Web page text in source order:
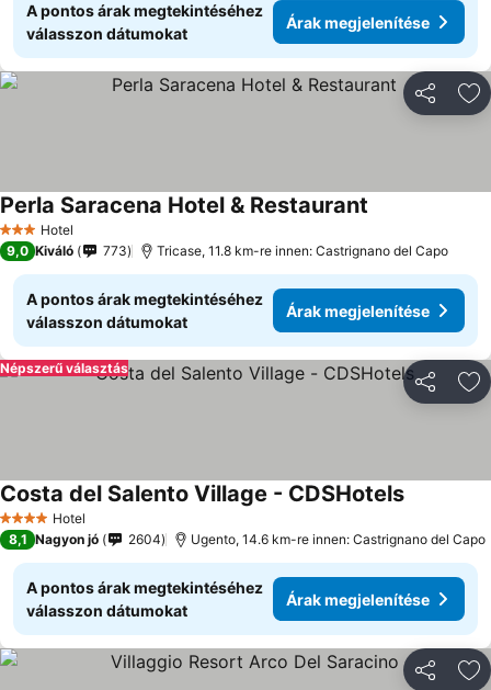
A pontos árak megtekintéséhez
válasszon dátumokat
Árak megjelenítése
3 Kategória
Hotel
Perla Saracena Hotel & Restaurant
9,0 Kiváló 773 Tricase, 11.8 km-re innen: Castrignano del Capo
A pontos árak megtekintéséhez
válasszon dátumokat
Árak megjelenítése
Népszerű választás
4 KategóriaHotel
Costa del Salento Village - CDSHotels
8,1 Nagyon jó 2604 Ugento, 14.6 km-re innen: Castrignano del Capo
A pontos árak megtekintéséhez
válasszon dátumokat
Árak megjelenítése